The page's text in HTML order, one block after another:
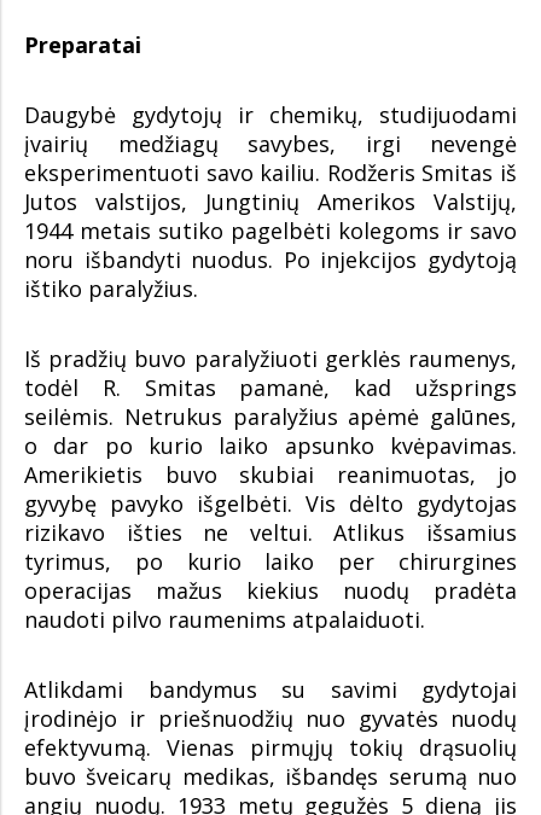
Preparatai
Daugybė gydytojų ir chemikų, studijuodami
įvairių medžiagų savybes, irgi nevengė
eksperimentuoti savo kailiu. Rodžeris Smitas iš
Jutos valstijos, Jungtinių Amerikos Valstijų,
1944 metais sutiko pagelbėti kolegoms ir savo
noru išbandyti nuodus. Po injekcijos gydytoją
ištiko paralyžius.
Iš pradžių buvo paralyžiuoti gerklės raumenys,
todėl R. Smitas pamanė, kad užsprings
seilėmis. Netrukus paralyžius apėmė galūnes,
o dar po kurio laiko apsunko kvėpavimas.
Amerikietis buvo skubiai reanimuotas, jo
gyvybę pavyko išgelbėti. Vis dėlto gydytojas
rizikavo išties ne veltui. Atlikus išsamius
tyrimus, po kurio laiko per chirurgines
operacijas mažus kiekius nuodų pradėta
naudoti pilvo raumenims atpalaiduoti.
Atlikdami bandymus su savimi gydytojai
įrodinėjo ir priešnuodžių nuo gyvatės nuodų
efektyvumą. Vienas pirmųjų tokių drąsuolių
buvo šveicarų medikas, išbandęs serumą nuo
angių nuodų. 1933 metų gegužės 5 dieną jis